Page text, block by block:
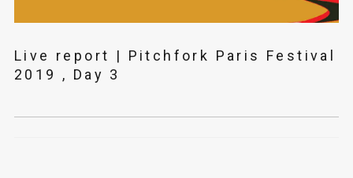
Live report | Pitchfork Paris Festival
2019 , Day 3